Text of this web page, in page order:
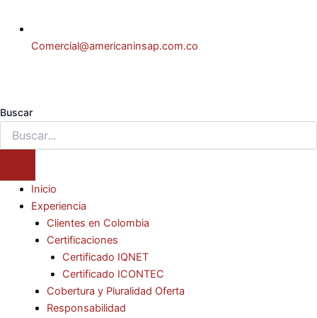
Comercial@americaninsap.com.co
Buscar
Inicio
Experiencia
Clientes en Colombia
Certificaciones
Certificado IQNET
Certificado ICONTEC
Cobertura y Pluralidad Oferta
Responsabilidad